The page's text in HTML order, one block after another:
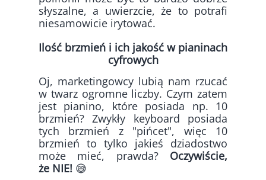
Ilość brzmień i ich jakość w pianinach
cyfrowych
Oj, marketingowcy lubią nam rzucać
w twarz ogromne liczby. Czym zatem
jest pianino, które posiada np. 10
brzmień? Zwykły keyboard posiada
tych brzmień z "pińcet", więc 10
brzmień to tylko jakieś dziadostwo
może mieć, prawda? Oczywiście,
że NIE! 😅
słyszalne, a uwierzcie, że to potrafi
niesamowicie irytować.